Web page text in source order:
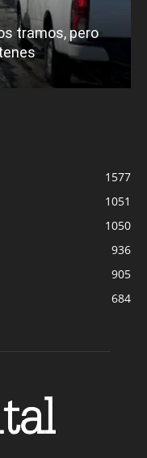
tramos, pero
1577
1051
1050
936
905
684